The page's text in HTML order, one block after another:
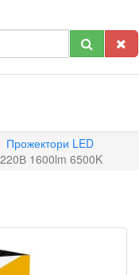
Прожектори LED
1600lm 6500K